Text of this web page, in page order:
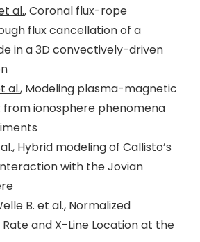
al., Coronal flux-rope
flux cancellation of a
in a 3D convectively-driven
al., Modeling plasma-magnetic
from ionosphere phenomena
, Hybrid modeling of Callisto’s
with the Jovian
B. et al., Normalized
and X-Line Location at the